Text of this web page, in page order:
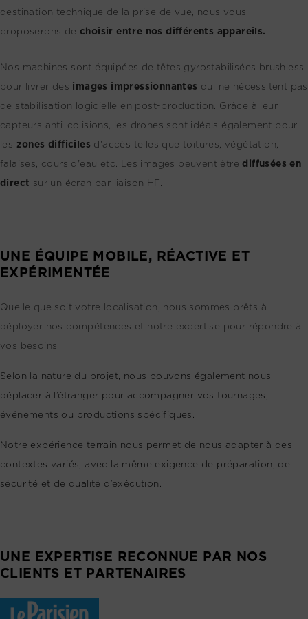
destination technique de la prise de vue, nous vous
proposerons de choisir entre nos différents appareils.
Nos machines sont équipées de têtes gyrostabilisées brushless
pour livrer des images impressionnantes qui ne nécessitent pas
de stabilisation logicielle en post-production. Grâce à leur
capteurs anti-colisions, les drones sont idéals également pour
les zones difficiles d'accès telles que toitures, végétation,
falaises, cours d'eau etc. Les images peuvent être diffusées en
direct sur un écran par liaison HF.
UNE ÉQUIPE MOBILE, RÉACTIVE ET
EXPÉRIMENTÉE
Quelle que soit votre localisation, nous sommes prêts à
déployer nos compétences et notre expertise pour répondre à
vos besoins.
Selon la nature du projet, nous pouvons également nous
déplacer à l’étranger pour accompagner vos tournages,
événements ou productions spécifiques.
Notre expérience terrain nous permet de nous adapter à des
contextes variés, avec la même exigence de préparation, de
sécurité et de qualité d’exécution.
UNE EXPERTISE RECONNUE PAR NOS
CLIENTS ET PARTENAIRES